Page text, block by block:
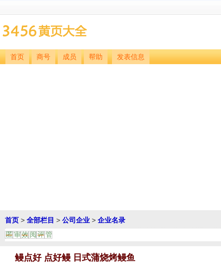
首页 商号 成员 帮助 发表信息
首页 > 全部栏目 > 公司企业 > 企业名录
匿 审 效 阅 评 管
鳗点好 点好鳗 日式蒲烧烤鳗鱼